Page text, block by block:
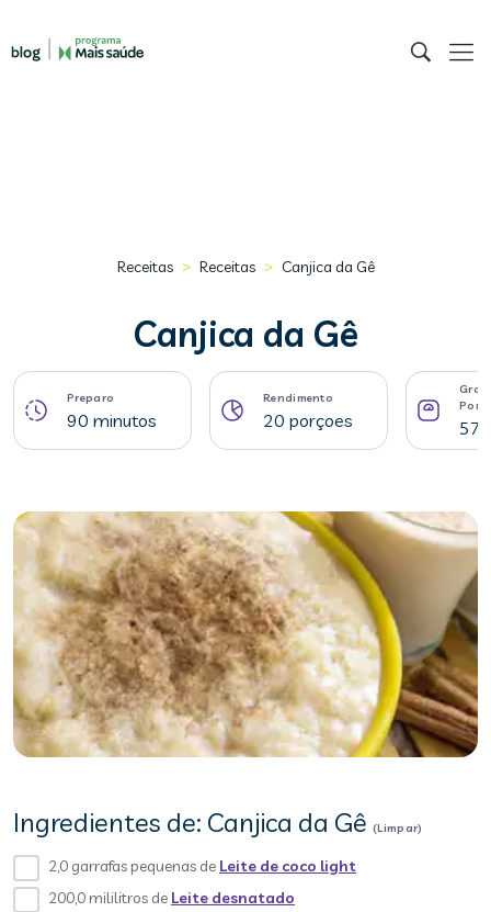
Receitas > Receitas > Canjica da Gê
Canjica da Gê
Preparo
90 minutos
Rendimento
20 porçoes 57
Ingredientes de: Canjica da Gê (Limpar)
2,0 garrafas pequenas de Leite de coco light
200,0 mililitros de Leite desnatado